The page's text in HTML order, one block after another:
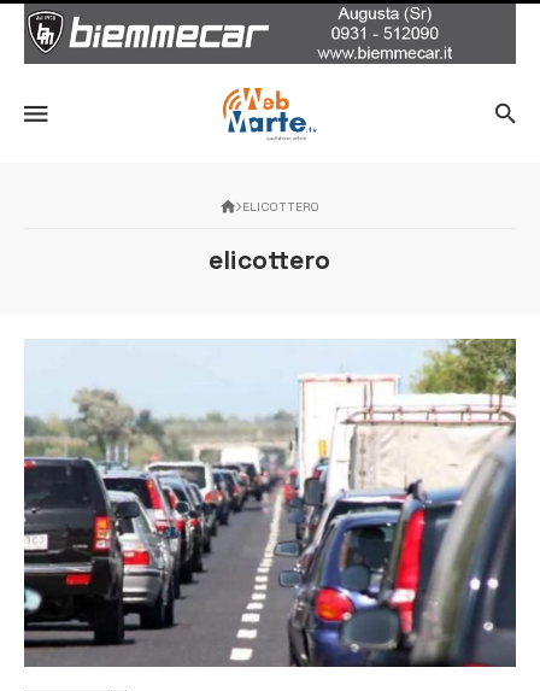
ELICOTTERO
elicottero